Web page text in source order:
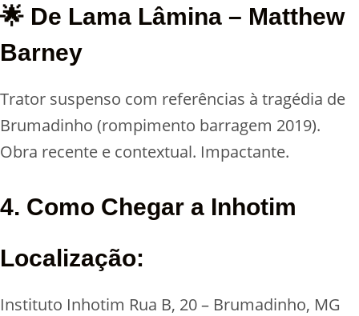
🌟 De Lama Lâmina – Matthew
Barney
Trator suspenso com referências à tragédia de
Brumadinho (rompimento barragem 2019).
Obra recente e contextual. Impactante.
4. Como Chegar a Inhotim
Localização:
Instituto Inhotim Rua B, 20 – Brumadinho, MG